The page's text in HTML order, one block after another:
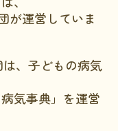
が運営していま
、子どもの病気
気事典」を運営